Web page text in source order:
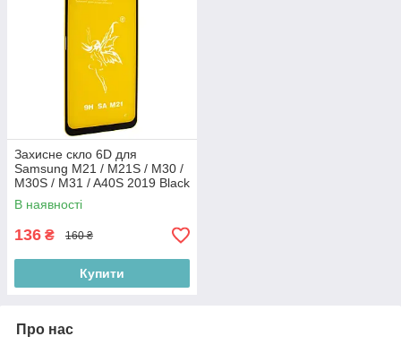
Захисне скло 6D для
Samsung M21 / M21S / M30 /
M30S / M31 / A40S 2019 Black
В наявності
136 ₴ 160 ₴
Купити
Про нас